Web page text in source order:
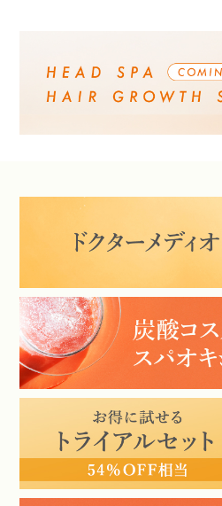
ギフトラッピング
よくあるご質問
ベストコスメ受賞アイテム
言語（LANGUAGE）
お問い合わせ